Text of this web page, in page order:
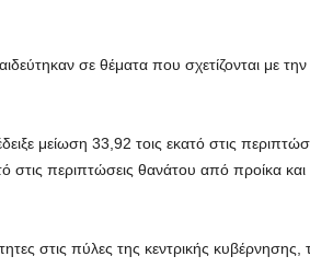
σε θέματα που σχετίζονται με την
μείωση 33,92 τοις εκατό στις
στις περιπτώσεις θανάτου από προίκα και
στις πύλες της κεντρικής κυβέρνησης,